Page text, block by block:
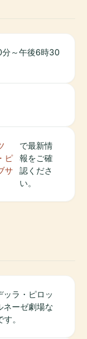
分～午後6時30
ピ
サ
で最新情
報をご確
認くださ
い。
ッラ・ピロッ
ネーゼ劇場な
。